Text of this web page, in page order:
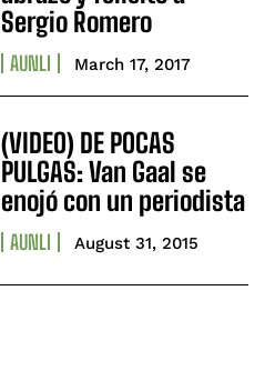
Sergio Romero
AUNLI March 17, 2017
(VIDEO) DE POCAS
PULGAS: Van Gaal se
enojó con un periodista
AUNLI August 31, 2015